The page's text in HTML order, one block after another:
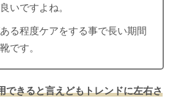
いですよね。
る程度ケアをする事で長い期間
です。
できると言えどもトレンドに左右さ